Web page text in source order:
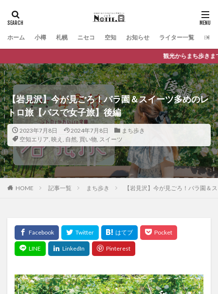
ホーム 小樽 札幌 ニセコ 空知 お知らせ ライター一覧
観光からまち歩きまで、バスに乗っておでかけが
【岩見沢】今が見ごろ！バラ園＆スイーツ多めのレ
トロ旅【バスで女子旅】後編
2023年7月8日 2024年7月8日
まち歩き
空知エリア, 映え , 自然, 買い物, スイーツ
HOME 記事一覧 まち歩き 【岩見沢】今が見ごろ！バラ園＆